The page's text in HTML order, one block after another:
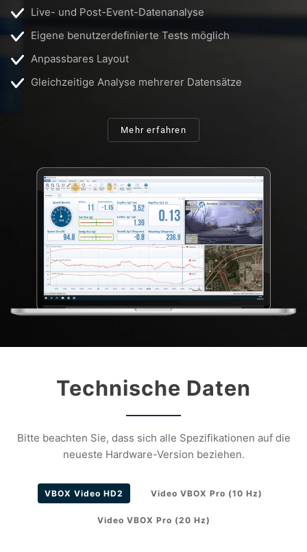
Live- und Post-Event-Datenanalyse
Eigene benutzerdefinierte Tests möglich
Anpassbares Layout
Gleichzeitige Analyse mehrerer Datensätze
Mehr erfahren
Technische Daten
Bitte beachten Sie, dass sich alle Spezifikationen auf die
neueste Hardware-Version beziehen.
VBOX Video HD2 Video VBOX Pro (10 Hz)
Video VBOX Pro (20 Hz)